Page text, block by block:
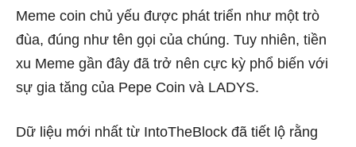
Meme coin chủ yếu được phát triển như một trò
đùa, đúng như tên gọi của chúng. Tuy nhiên, tiền
xu Meme gần đây đã trở nên cực kỳ phổ biến với
sự gia tăng của Pepe Coin và LADYS.
Dữ liệu mới nhất từ ​​IntoTheBlock đã tiết lộ rằng